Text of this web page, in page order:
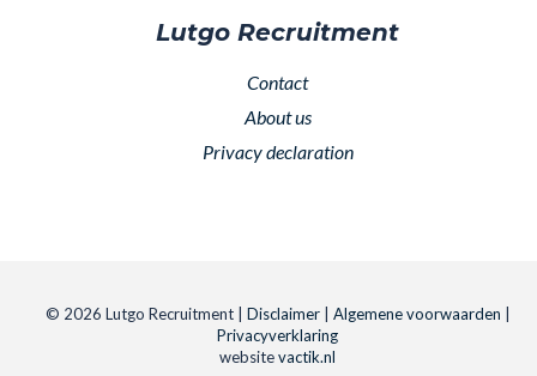
Lutgo Recruitment
Contact
About us
Privacy declaration
© 2026 Lutgo Recruitment | Disclaimer| Algemene voorwaarden
Privacyverklaring
websitevactik.nl